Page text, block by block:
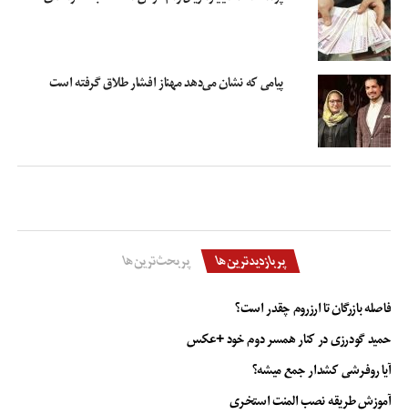
البته او هم عاشق شد و نهایتا در ‌سال ۸۴ با هم ازدواج کردیم.»
انجمن بازیگران بازیگران ایرانی بازیگران زن ایرانی خانه هنرمندان ایران
مهناز افشار
هنرمندان
پیامی که نشان می‌دهد مهناز افشار طلاق گرفته است
پربازدیدترین‌ها پربحث‌ترین‌ها
فاصله بازرگان تا ارزروم چقدر است؟
حمید گودرزی در کنار همسر دوم خود +عکس
آیا روفرشی کشدار جمع میشه؟
آموزش طریقه نصب المنت استخری